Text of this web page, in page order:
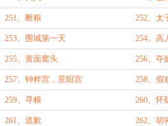
251、断粮 252、太
253、围城第一天 254、高
255、黄面窝头 256、夺
257、钟粹宫，景阳宫 258、假
259、寻粮 260、怀
261、道歉 262、胡